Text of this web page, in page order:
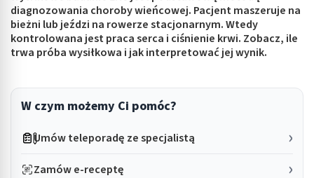
submenu: Intymne
submenu: Wellness
diagnozowania choroby wieńcowej. Pacjent maszeruje na
bieżni lub jeździ na rowerze stacjonarnym. Wtedy
kontrolowana jest praca serca i ciśnienie krwi. Zobacz, ile
trwa próba wysiłkowa i jak interpretować jej wynik.
W czym możemy Ci pomóc?
Umów teleporadę ze specjalistą
Zamów e-receptę